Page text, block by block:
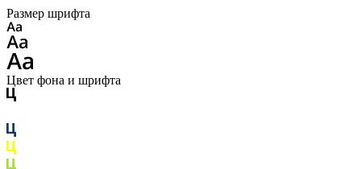
Размер шрифта
Цвет фона и шрифта